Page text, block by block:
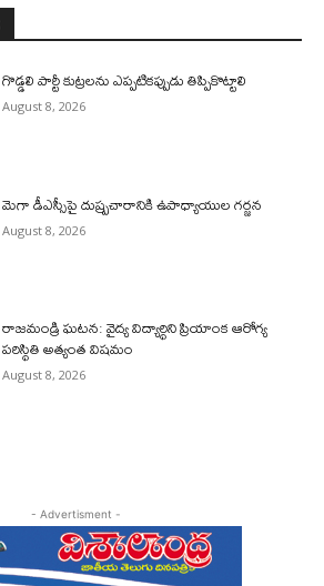
గొడ్డలి పార్టీ కుట్రలను ఎప్పటికప్పుడు తిప్పికొట్టాలి
August 8, 2026
మెగా డీఎస్సీపై దుష్ప్రచారానికి ఉపాధ్యాయుల గర్జన
August 8, 2026
రాజమండ్రి ఘటన: వైద్య విద్యార్థిని ప్రియాంక ఆరోగ్య
పరిస్థితి అత్యంత విషమం
August 8, 2026
- Advertisment -